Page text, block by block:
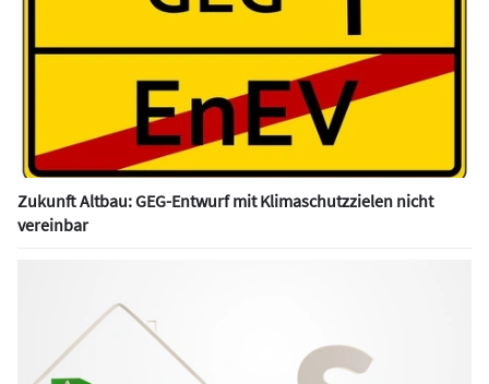
Zukunft Altbau: GEG-Entwurf mit Klimaschutzzielen nicht
vereinbar